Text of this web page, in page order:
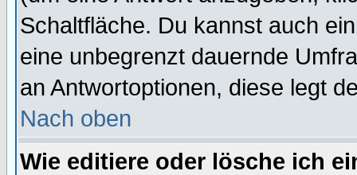
Schaltfläche. Du kannst auch
eine unbegrenzt dauernde
an Antwortoptionen, diese legt
Nach oben
Wie editiere oder lösche ich